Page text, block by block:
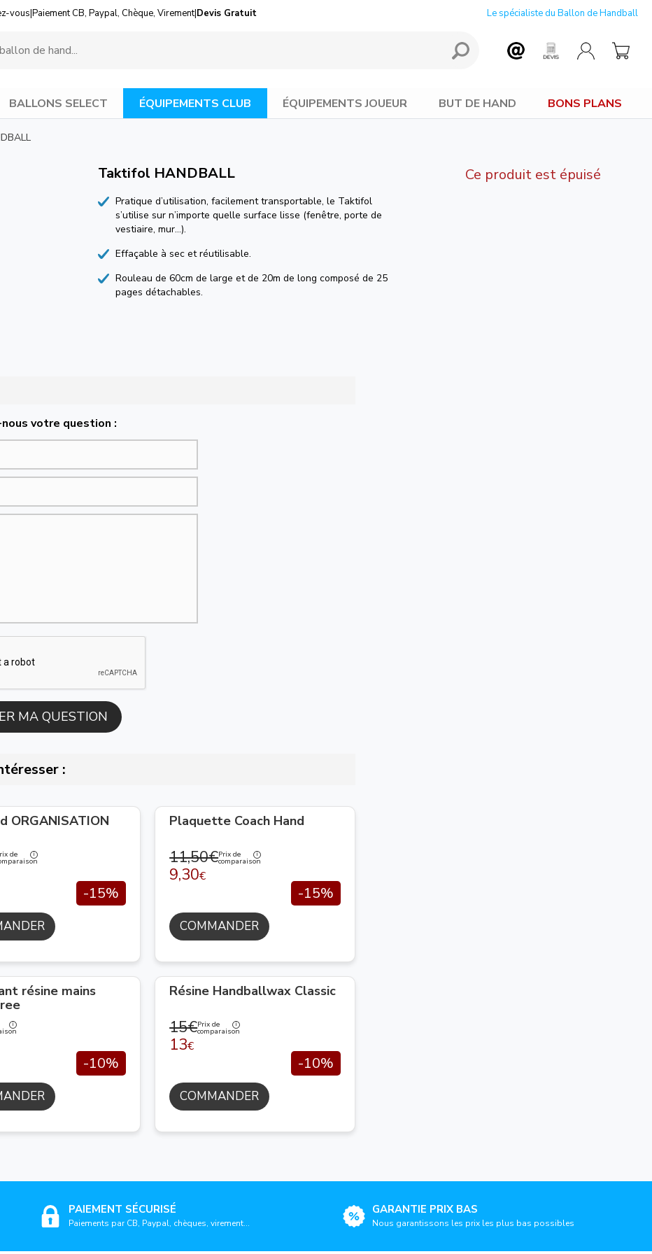
vous|Paiement CB, Paypal, Chèque, Virement|Devis Gratuit Le spécialiste du Ballon de Handball
BALLONS SELECT ÉQUIPEMENTS CLUB ÉQUIPEMENTS JOUEUR BUT DE HAND BONS PLANS
Ce produit est épuisé
Taktifol HANDBALL
Pratique d’utilisation, facilement transportable, le Taktifol
s’utilise sur n’importe quelle surface lisse (fenêtre, porte de
vestiaire, mur…).
Effaçable à sec et réutilisable.
Rouleau de 60cm de large et de 20m de long composé de 25
pages détachables.
votre question :
:
ORGANISATION
de
-15%
Plaquette Coach Hand
11,50€Prix de
comparaison
9,30€
-15%
COMMANDER
résine mains
-10%
Résine Handballwax Classic
15€Prix de
comparaison
13€
-10%
COMMANDER
PAIEMENT SÉCURISÉ
Paiements par CB, Paypal, chèques, virement...
GARANTIE PRIX BAS
Nous garantissons les prix les plus bas possibles